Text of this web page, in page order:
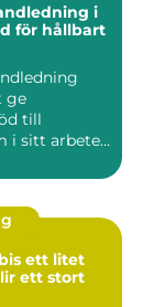
i
ge
till
i sitt arbete
ett stort